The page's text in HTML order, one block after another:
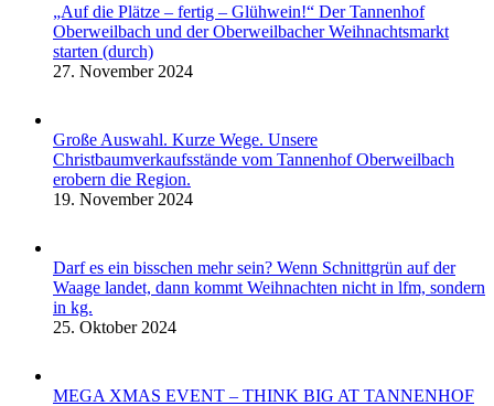
„Auf die Plätze – fertig – Glühwein!“ Der Tannenhof
Oberweilbach und der Oberweilbacher Weihnachtsmarkt
starten (durch)
27. November 2024
Große Auswahl. Kurze Wege. Unsere
Christbaumverkaufsstände vom Tannenhof Oberweilbach
erobern die Region.
19. November 2024
Darf es ein bisschen mehr sein? Wenn Schnittgrün auf der
Waage landet, dann kommt Weihnachten nicht in lfm, sondern
in kg.
25. Oktober 2024
MEGA XMAS EVENT – THINK BIG AT TANNENHOF